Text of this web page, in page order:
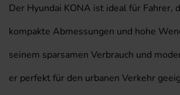
Der Hyundai KONA ist ideal für Fahrer,
kompakte Abmessungen und hohe
seinem sparsamen Verbrauch und
er perfekt für den urbanen Verkehr